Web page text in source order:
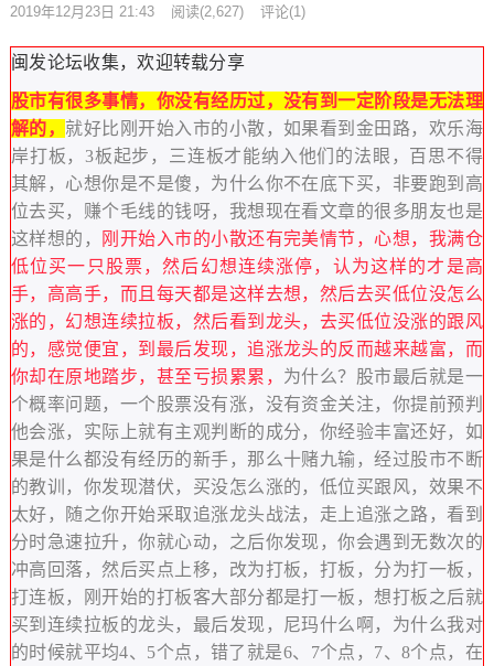
2019年12月23日 21:43 阅读(2,627) 评论(1)
闽发论坛收集，欢迎转载分享
股市有很多事情，你没有经历过，没有到一定阶段是无法理
解的， 就好比刚开始入市的小散，如果看到金田路，欢乐海
岸打板，3板起步，三连板才能纳入他们的法眼，百思不得
其解，心想你是不是傻，为什么你不在底下买，非要跑到高
位去买，赚个毛线的钱呀，我想现在看文章的很多朋友也是
这样想的， 刚开始入市的小散还有完美情节，心想，我满仓
低位买一只股票，然后幻想连续涨停，认为这样的才是高
手，高高手，而且每天都是这样去想，然后去买低位没怎么
涨的，幻想连续拉板，然后看到龙头，去买低位没涨的跟风
的，感觉便宜，到最后发现，追涨龙头的反而越来越富，而
你却在原地踏步，甚至亏损累累， 为什么？股市最后就是一
个概率问题，一个股票没有涨，没有资金关注，你提前预判
他会涨，实际上就有主观判断的成分，你经验丰富还好，如
果是什么都没有经历的新手，那么十赌九输，经过股市不断
的教训，你发现潜伏，买没怎么涨的，低位买跟风，效果不
太好，随之你开始采取追涨龙头战法，走上追涨之路，看到
分时急速拉升，你就心动，之后你发现，你会遇到无数次的
冲高回落，然后买点上移，改为打板，打板，分为打一板，
打连板，刚开始的打板客大部分都是打一板，想打板之后就
买到连续拉板的龙头，最后发现，尼玛什么啊，为什么我对
的时候就平均4、5个点，错了就是6、7个点，7、8个点，在